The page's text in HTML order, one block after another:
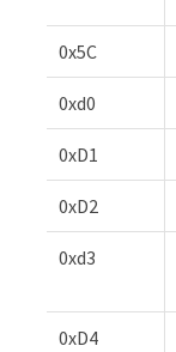
0x5C
0xd0
0xD1
0xD2
0xd3
0xD4